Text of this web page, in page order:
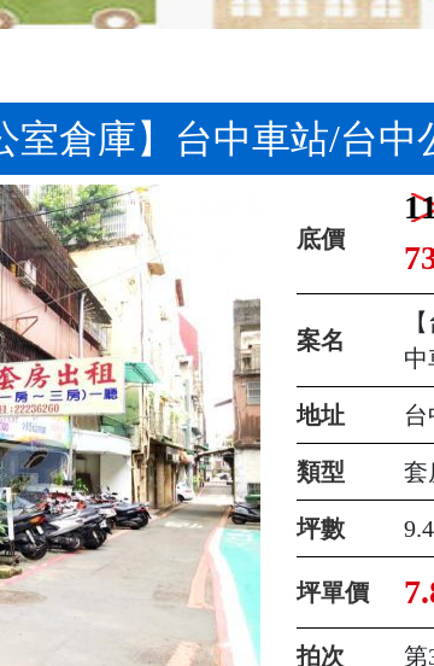
室倉庫】台中車站/台
底價
案名
地址
類型 套
坪數
坪單價
拍次 第